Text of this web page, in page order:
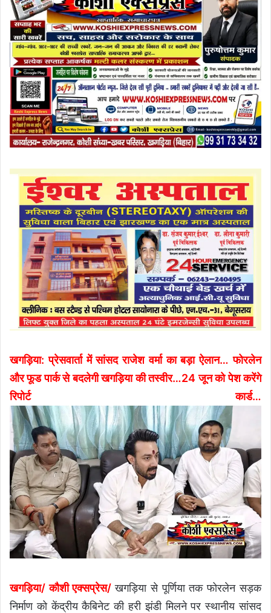
खगड़िया: प्रेसवार्ता में सांसद राजेश वर्मा का बड़ा ऐलान… फोरलेन
और फूड पार्क से बदलेगी खगड़िया की तस्वीर…24 जून को पेश करेंगे
रिपोर्ट कार्ड…
खगड़िया/ कौशी एक्सप्रेस/खगड़िया से पूर्णिया तक फोरलेन सड़क
निर्माण को केंद्रीय कैबिनेट की हरी झंडी मिलने पर स्थानीय सांसद